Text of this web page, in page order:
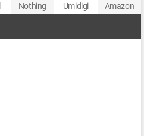
Nothing Umidigi Amazon